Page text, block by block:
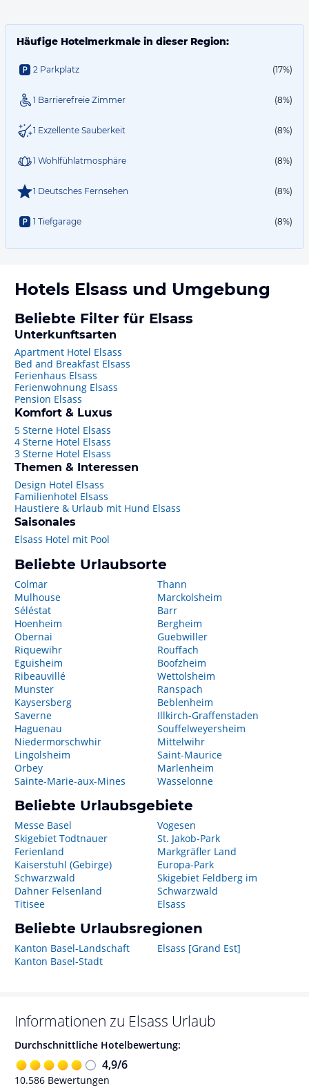
Häufige Hotelmerkmale in dieser Region:
2 Parkplatz (17%)
1 Barrierefreie Zimmer (8%)
1 Exzellente Sauberkeit (8%)
1 Wohlfühlatmosphäre (8%)
1 Deutsches Fernsehen (8%)
1 Tiefgarage (8%)
Hotels Elsass und Umgebung
Beliebte Filter für Elsass
Unterkunftsarten
Apartment Hotel Elsass
Bed and Breakfast Elsass
Ferienhaus Elsass
Ferienwohnung Elsass
Pension Elsass
Komfort & Luxus
5 Sterne Hotel Elsass
4 Sterne Hotel Elsass
3 Sterne Hotel Elsass
Themen & Interessen
Design Hotel Elsass
Familienhotel Elsass
Haustiere & Urlaub mit Hund Elsass
Saisonales
Elsass Hotel mit Pool
Beliebte Urlaubsorte
Colmar
Mulhouse
Séléstat
Hoenheim
Obernai
Riquewihr
Eguisheim
Ribeauvillé
Munster
Kaysersberg
Saverne
Haguenau
Niedermorschwhir
Lingolsheim
Orbey
Sainte-Marie-aux-Mines
Thann
Marckolsheim
Barr
Bergheim
Guebwiller
Rouffach
Boofzheim
Wettolsheim
Ranspach
Beblenheim
Illkirch-Graffenstaden
Souffelweyersheim
Mittelwihr
Saint-Maurice
Marlenheim
Wasselonne
Beliebte Urlaubsgebiete
Messe Basel
Skigebiet Todtnauer
Ferienland
Kaiserstuhl (Gebirge)
Schwarzwald
Dahner Felsenland
Titisee
Vogesen
St. Jakob-Park
Markgräfler Land
Europa-Park
Skigebiet Feldberg im
Schwarzwald
Elsass
Beliebte Urlaubsregionen
Kanton Basel-Landschaft
Kanton Basel-Stadt
Elsass [Grand Est]
Informationen zu Elsass Urlaub
Durchschnittliche Hotelbewertung:
4,9/6
10.586 Bewertungen